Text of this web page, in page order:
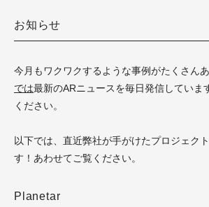
お知らせ
今月もワクワクするような事例がたくさんあ
では最新のARニュースを毎日発信していま
ください。
以下では、直近弊社が手がけたプロジェク
す！あわせてご覧ください。
Planetar